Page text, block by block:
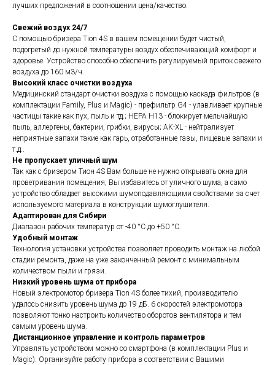
лучших предложений в соотношении цена/качество.
Свежий воздух 24/7
С помощью бризера Tion 4S в вашем помещении будет чистый,
подогретый до нужной температуры воздух обеспечивающий комфорт и
здоровье. Устройство способно обеспечить регулируемый приток свежего
воздуха до 160 м3/ч.
Высокий класс очистки воздуха
Медицинский стандарт очистки воздуха с помощью каскада фильтров (в
комплектации Family, Plus и Magic) - префильтр G4 - улавливает крупные
частицы такие как пух, пыль и тд.; HEPA H13 - блокирует мельчайшую
пыль, аллергены, бактерии, грибки, вирусы; AK-XL - нейтрализует
неприятные запахи такие как гарь, отработанные газы, пищевые запахи и
т.д..
Не пропускает уличный шум
Так как с бризером Тион 4S Вам больше не нужно открывать окна для
проветривания помещения, Вы избавитесь от уличного шума, а само
устройство обладает высокими шумоподавляющими свойствами за счет
используемого материала в конструкции шумоглушителя.
Адаптирован для Сибири
Диапазон рабочих температур от -40 °С до +50 °С.
Удобный монтаж
Технология установки устройства позволяет проводить монтаж на любой
стадии ремонта, даже на уже законченный ремонт с минимальным
количеством пыли и грязи.
Низкий уровень шума от прибора
Новый электромотор бризера Tion 4S более тихий, производителю
удалось снизить уровень шума до 19 дБ. 6 скоростей электромотора
позволяют тонко настроить количество оборотов вентилятора и тем
самым уровень шума.
Дистанционное управление и контроль параметров
Управлять устройством можно со смартфона (в комплектации Plus и
Magic). Организуйте работу прибора в соответствии с Вашими